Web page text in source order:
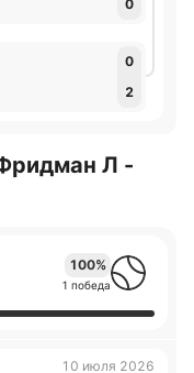
0
0
2
Л -
100%
1 победа
10 июля 2026